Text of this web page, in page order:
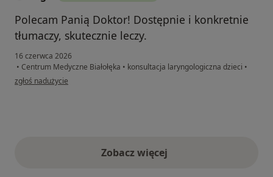
Polecam Panią Doktor! Dostępnie i konkretnie
tłumaczy, skutecznie leczy.
16 czerwca 2026
• Centrum Medyczne Białołęka • konsultacja laryngologiczna dzieci •
w opinii użytkownika Olga
zgłoś nadużycie
Zobacz więcejopinie powyżej